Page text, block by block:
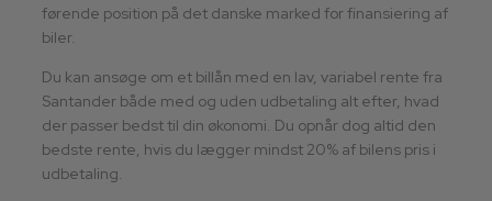
førende position på det danske marked for finansiering af
biler.
Du kan ansøge om et billån med en lav, variabel rente fra
Santander både med og uden udbetaling alt efter, hvad
der passer bedst til din økonomi. Du opnår dog altid den
bedste rente, hvis du lægger mindst 20% af bilens pris i
udbetaling.